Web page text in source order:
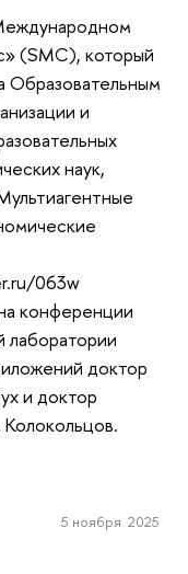
(SMC), который
Образовательным
и
наук,
063w
конференции
доктор
и доктор
5 ноября 2025